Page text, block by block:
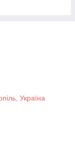
Україна